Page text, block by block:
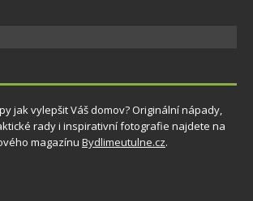
jak vylepšit Váš domov? Originální nápady,
rady i inspirativní fotografie najdete na
magazínu Bydlimeutulne.cz.